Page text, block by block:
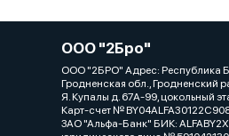
ООО "2Бро"
ООО "2БРО" Адрес: Республика
Гродненская обл., Гродненский
Я. Купалы д. 67А-99, цокольный
Карт-счет №
ЗАО "Альфа-Банк" БИК: ALFABY2X